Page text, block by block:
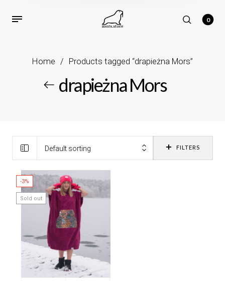
0
Home / Products tagged “drapieżna Mors”
drapieżna Mors
Default sorting FILTERS
-3%
Sold out